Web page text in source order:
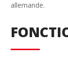
allemande.